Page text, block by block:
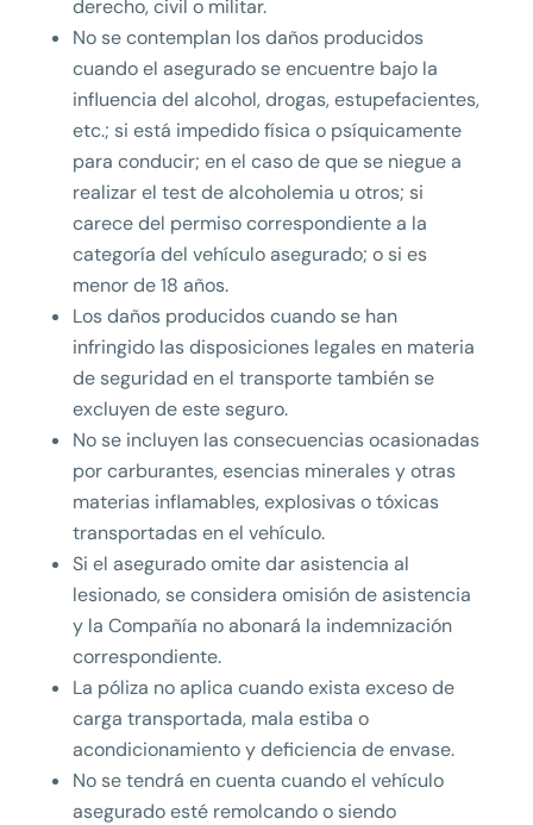
derecho, civil o militar.
No se contemplan los daños producidos
cuando el asegurado se encuentre bajo la
influencia del alcohol, drogas, estupefacientes,
etc.; si está impedido física o psíquicamente
para conducir; en el caso de que se niegue a
realizar el test de alcoholemia u otros; si
carece del permiso correspondiente a la
categoría del vehículo asegurado; o si es
menor de 18 años.
Los daños producidos cuando se han
infringido las disposiciones legales en materia
de seguridad en el transporte también se
excluyen de este seguro.
No se incluyen las consecuencias ocasionadas
por carburantes, esencias minerales y otras
materias inflamables, explosivas o tóxicas
transportadas en el vehículo.
Si el asegurado omite dar asistencia al
lesionado, se considera omisión de asistencia
y la Compañía no abonará la indemnización
correspondiente.
La póliza no aplica cuando exista exceso de
carga transportada, mala estiba o
acondicionamiento y deficiencia de envase.
No se tendrá en cuenta cuando el vehículo
asegurado esté remolcando o siendo